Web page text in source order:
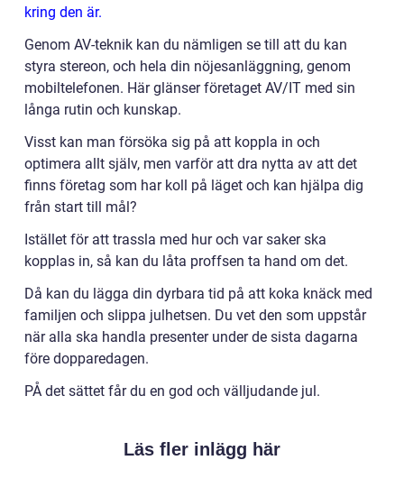
kring den är.
Genom AV-teknik kan du nämligen se till att du kan
styra stereon, och hela din nöjesanläggning, genom
mobiltelefonen. Här glänser företaget AV/IT med sin
långa rutin och kunskap.
Visst kan man försöka sig på att koppla in och
optimera allt själv, men varför att dra nytta av att det
finns företag som har koll på läget och kan hjälpa dig
från start till mål?
Istället för att trassla med hur och var saker ska
kopplas in, så kan du låta proffsen ta hand om det.
Då kan du lägga din dyrbara tid på att koka knäck med
familjen och slippa julhetsen. Du vet den som uppstår
när alla ska handla presenter under de sista dagarna
före dopparedagen.
PÅ det sättet får du en god och välljudande jul.
Läs fler inlägg här